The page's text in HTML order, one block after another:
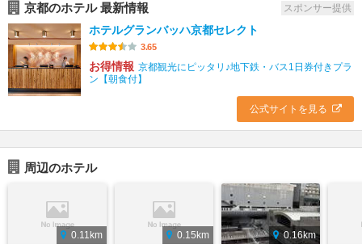
京都のホテル 最新情報 スポンサー提供
ホテルグランバッハ京都セレクト
3.65
お得情報 京都観光にピッタリ♪地下鉄・バス1日券付きプラ
ン【朝食付】
公式サイトを見る
周辺のホテル
0.11km
0.15km
0.16km